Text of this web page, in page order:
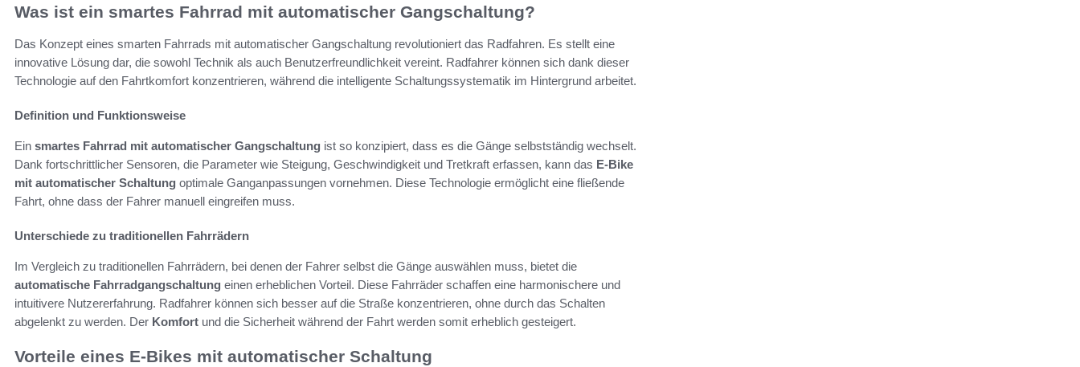
Was ist ein smartes Fahrrad mit automatischer Gangschaltung?
Das Konzept eines smarten Fahrrads mit automatischer Gangschaltung revolutioniert das Radfahren. Es stellt eine
innovative Lösung dar, die sowohl Technik als auch Benutzerfreundlichkeit vereint. Radfahrer können sich dank dieser
Technologie auf den Fahrtkomfort konzentrieren, während die intelligente Schaltungssystematik im Hintergrund arbeitet.
Definition und Funktionsweise
Ein smartes Fahrrad mit automatischer Gangschaltung ist so konzipiert, dass es die Gänge selbstständig wechselt.
Dank fortschrittlicher Sensoren, die Parameter wie Steigung, Geschwindigkeit und Tretkraft erfassen, kann das E-Bike
mit automatischer Schaltung optimale Ganganpassungen vornehmen. Diese Technologie ermöglicht eine fließende
Fahrt, ohne dass der Fahrer manuell eingreifen muss.
Unterschiede zu traditionellen Fahrrädern
Im Vergleich zu traditionellen Fahrrädern, bei denen der Fahrer selbst die Gänge auswählen muss, bietet die
automatische Fahrradgangschaltung einen erheblichen Vorteil. Diese Fahrräder schaffen eine harmonischere und
intuitivere Nutzererfahrung. Radfahrer können sich besser auf die Straße konzentrieren, ohne durch das Schalten
abgelenkt zu werden. Der Komfort und die Sicherheit während der Fahrt werden somit erheblich gesteigert.
Vorteile eines E-Bikes mit automatischer Schaltung